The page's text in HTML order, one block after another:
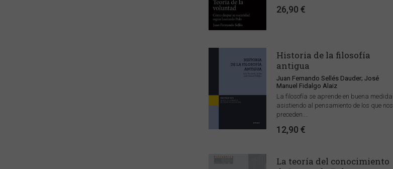
26,90 €
Historia de la filosofía
antigua
Juan Fernando Sellés Dauder; José
Manuel Fidalgo Alaiz
La filosofía se aprende en buena medida
asistiendo al pensamiento de los que nos
preceden....
12,90 €
La teoría del conocimiento